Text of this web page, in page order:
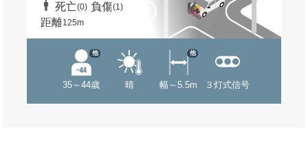
死亡(0) 負傷(1)
距離125m
35～44歳
他
晴 幅～5.5m
他
３灯式信号